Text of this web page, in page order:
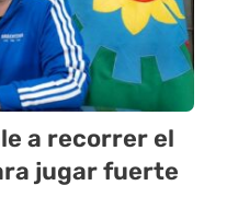
a recorrer el
jugar fuerte